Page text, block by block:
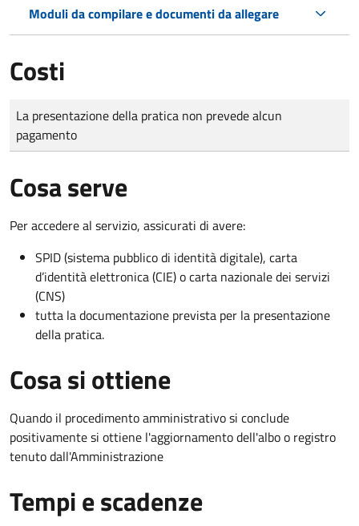
Moduli da compilare e documenti da allegare
Costi
Tipo di pagamento
Importo
La presentazione della pratica non prevede alcun
pagamento
Cosa serve
Per accedere al servizio, assicurati di avere:
SPID (sistema pubblico di identità digitale), carta
d’identità elettronica (CIE) o carta nazionale dei servizi
(CNS)
tutta la documentazione prevista per la presentazione
della pratica.
Cosa si ottiene
Quando il procedimento amministrativo si conclude
positivamente si ottiene l'aggiornamento dell'albo o registro
tenuto dall'Amministrazione
Tempi e scadenze